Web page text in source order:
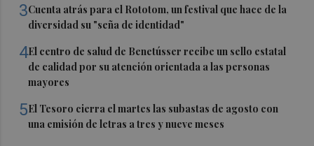
3Cuenta atrás para el Rototom, un festival que hace de la
diversidad su "seña de identidad"
4El centro de salud de Benetússer recibe un sello estatal
de calidad por su atención orientada a las personas
mayores
5El Tesoro cierra el martes las subastas de agosto con
una emisión de letras a tres y nueve meses